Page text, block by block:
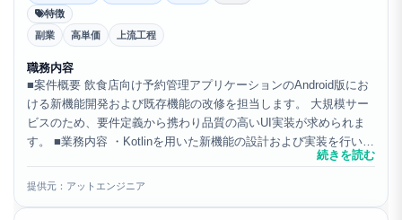
特徴
副業
高単価 上流工程
職務内容
■案件概要 飲食店向け予約管理アプリケーションのAndroid版にお
ける新機能開発および既存機能の改修を担当します。 大規模サー
ビスのため、要件定義から携わり品質の高いUI実装が求められま
す。 ■業務内容 ・Kotlinを用いた新機能の設計および実装を行いま
続きを読む
提供元：アットエンジニア